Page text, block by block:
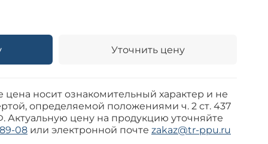
Уточнить цену
цена носит ознакомительный характер и не
определяемой положениями ч. 2 ст. 437
Актуальную цену на продукцию уточняйте
08 или электронной почте zakaz@tr-ppu.ru